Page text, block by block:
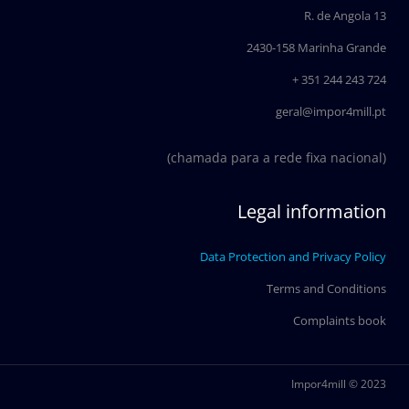
o
k
i
n
R. de Angola 13
2430-158 Marinha Grande
+ 351 244 243 724
geral@impor4mill.pt
(chamada para a rede fixa nacional)
Legal information
Data Protection and Privacy Policy
Terms and Conditions
Complaints book
Impor4mill © 2023